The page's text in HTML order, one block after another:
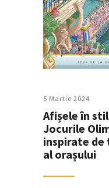
5 Martie 2024
Afișele în
Jocurile
inspirate
al orașului